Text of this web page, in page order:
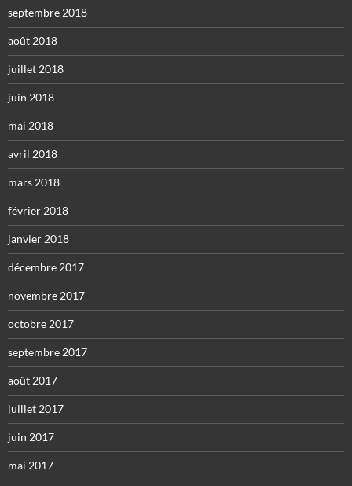
septembre 2018
août 2018
juillet 2018
juin 2018
mai 2018
avril 2018
mars 2018
février 2018
janvier 2018
décembre 2017
novembre 2017
octobre 2017
septembre 2017
août 2017
juillet 2017
juin 2017
mai 2017